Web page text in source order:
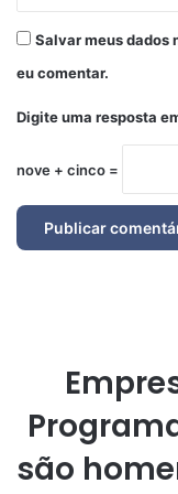
Salvar meus dados
eu comentar.
Digite uma resposta
nove + cinco =